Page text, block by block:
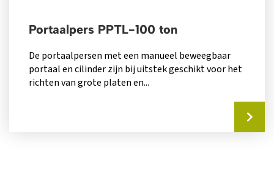
Portaalpers PPTL-100 ton
De portaalpersen met een manueel beweegbaar
portaal en cilinder zijn bij uitstek geschikt voor het
richten van grote platen en...